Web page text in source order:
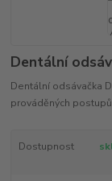
Dentální
Dentální odsávačka
prováděných
Dostupnost